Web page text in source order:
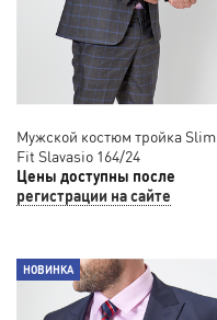
Мужской костюм тройка Slim
Fit Slavasio 164/24
Цены доступны после
регистрации на сайте
НОВИНКА